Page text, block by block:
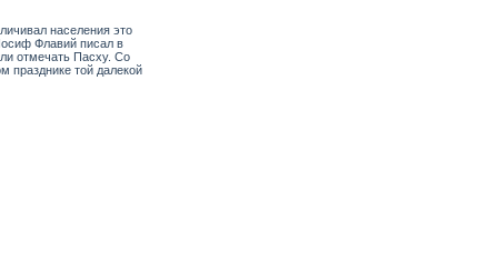
населения это
Флавий писал в
отмечать Пасху. Со
празднике той далекой